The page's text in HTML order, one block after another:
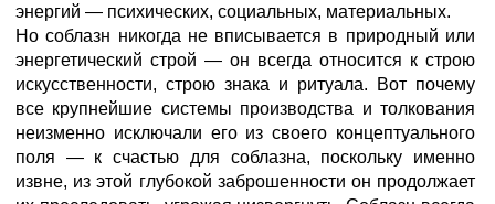
энергий — психических, социальных, материальных.
Но соблазн никогда не вписывается в природный или
энергетический строй — он всегда относится к строю
искусственности, строю знака и ритуала. Вот почему
все крупнейшие системы производства и толкования
неизменно исключали его из своего концептуального
поля — к счастью для соблазна, поскольку именно
извне, из этой глубокой заброшенности он продолжает